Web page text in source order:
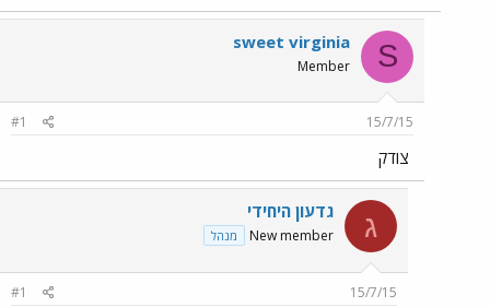
S
sweet virginia
Member
15/7/15
#1
צודק
ג גדעון היחידי
New member מנהל
15/7/15
#1